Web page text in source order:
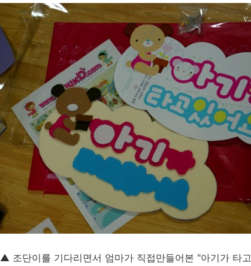
▲ 조단이를 기다리면서 엄마가 직접만들어본 "아기가 타